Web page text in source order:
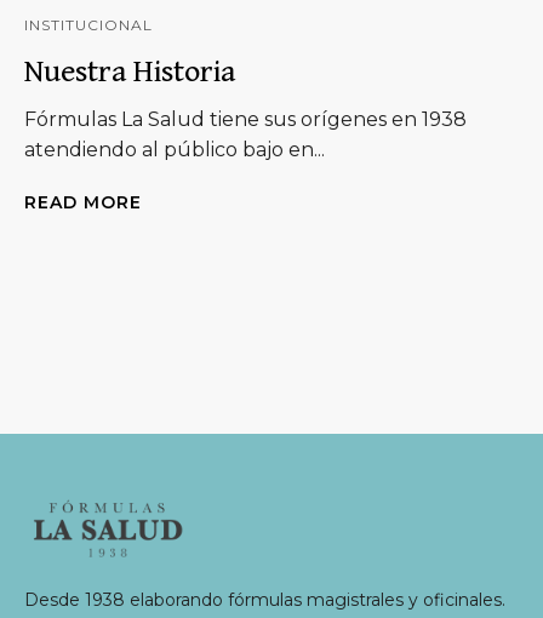
INSTITUCIONAL
Nuestra Historia
Fórmulas La Salud tiene sus orígenes en 1938
atendiendo al público bajo en...
READ MORE
Desde 1938 elaborando fórmulas magistrales y oficinales.